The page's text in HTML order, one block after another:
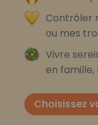
Contrôler
ou mes
Vivre
en famille,
Choisissez